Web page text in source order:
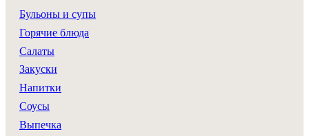
Бульоны и супы
Горячие блюда
Салаты
Закуски
Напитки
Соусы
Выпечка